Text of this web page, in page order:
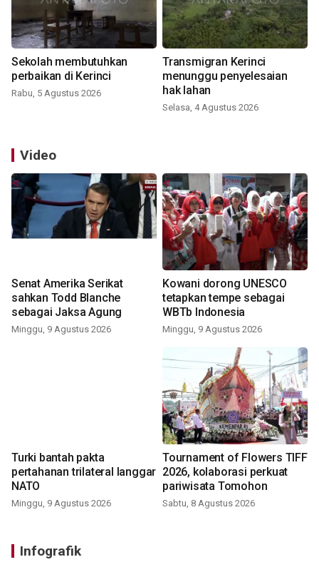
Sekolah membutuhkan
perbaikan di Kerinci
Rabu, 5 Agustus 2026
Transmigran Kerinci
menunggu penyelesaian
hak lahan
Selasa, 4 Agustus 2026
Video
Senat Amerika Serikat
sahkan Todd Blanche
sebagai Jaksa Agung
Minggu, 9 Agustus 2026
Kowani dorong UNESCO
tetapkan tempe sebagai
WBTb Indonesia
Minggu, 9 Agustus 2026
Turki bantah pakta
pertahanan trilateral langgar
NATO
Minggu, 9 Agustus 2026
Tournament of Flowers TIFF
2026, kolaborasi perkuat
pariwisata Tomohon
Sabtu, 8 Agustus 2026
Infografik